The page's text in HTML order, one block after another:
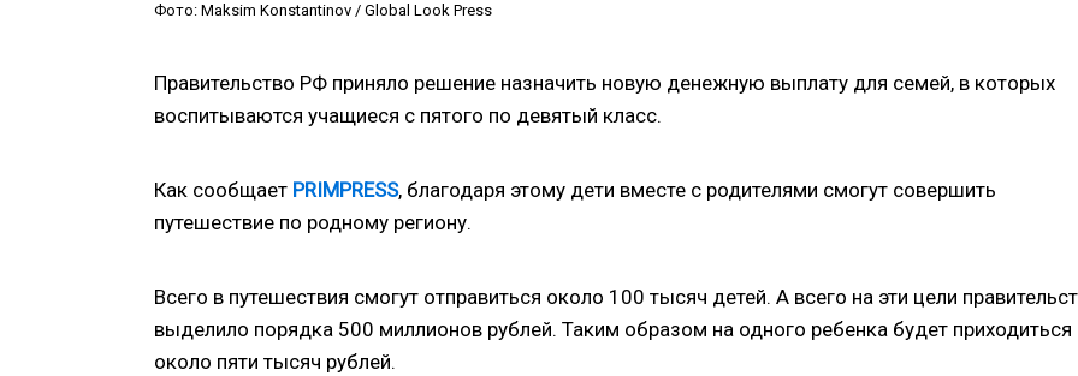
Фото: Maksim Konstantinov / Global Look Press
Правительство РФ приняло решение назначить новую денежную выплату для семей, в которых
воспитываются учащиеся с пятого по девятый класс.
Как сообщает PRIMPRESS, благодаря этому дети вместе с родителями смогут совершить
путешествие по родному региону.
Всего в путешествия смогут отправиться около 100 тысяч детей. А всего на эти цели
выделило порядка 500 миллионов рублей. Таким образом на одного ребенка будет приходиться
около пяти тысяч рублей.